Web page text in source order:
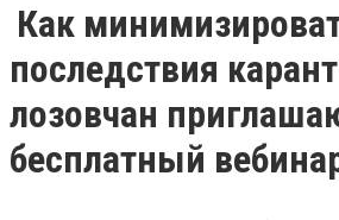
Как
последствия
лозовчан
бесплатный